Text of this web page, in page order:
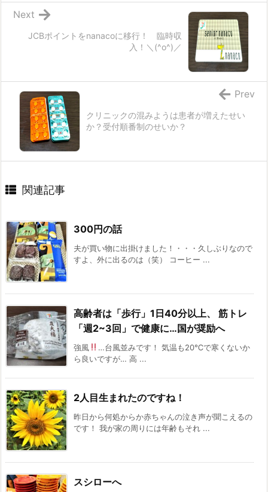
JCBポイントをnanacoに移行！ 臨時収
入！＼(^o^)／
Next
クリニックの混みようは患者が増えたせい
か？受付順番制のせいか？
Prev
関連記事
300円の話
夫が買い物に出掛けました！・・・久しぶりなので
すよ、外に出るのは（笑） コーヒー ...
高齢者は「歩行」1日40分以上、 筋トレ
「週2~3回」で健康に…国が奨励へ
強風
…台風並みです！ 気温も20℃で寒くないか
ら良いですが… 高 ...
2人目生まれたのですね！
昨日から何処からか赤ちゃんの泣き声が聞こえるの
です！ 我が家の周りには年齢もそれ ...
スシローへ